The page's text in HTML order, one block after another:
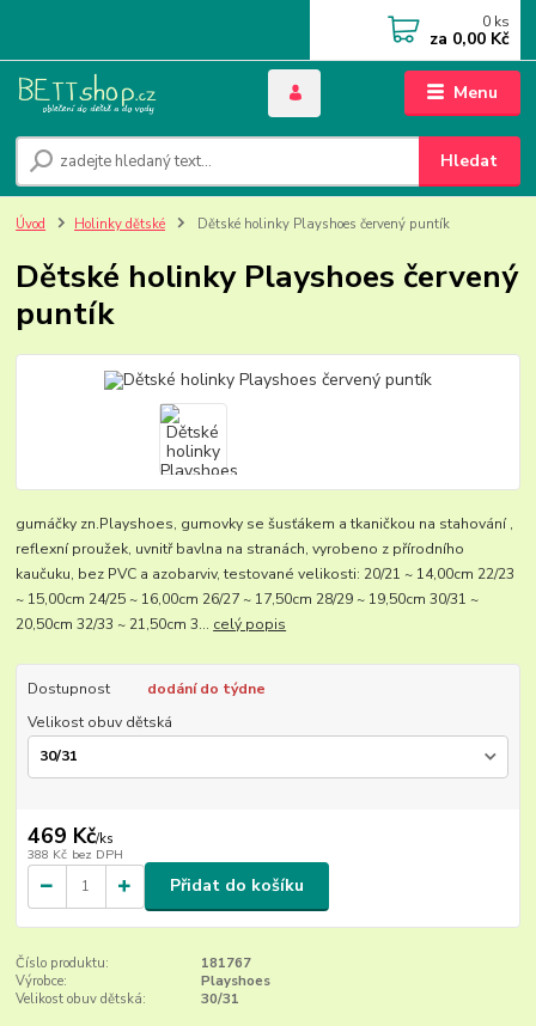
Menu
Hledat
0 ks
za 0,00 Kč
Úvod Holinky dětské Dětské holinky Playshoes červený puntík
Dětské holinky Playshoes červený
puntík
gumáčky zn.Playshoes, gumovky se šusťákem a tkaničkou na stahování ,
reflexní proužek, uvnitř bavlna na stranách, vyrobeno z přírodního
kaučuku, bez PVC a azobarviv, testované velikosti: 20/21 ~ 14,00cm 22/23
~ 15,00cm 24/25 ~ 16,00cm 26/27 ~ 17,50cm 28/29 ~ 19,50cm 30/31 ~
20,50cm 32/33 ~ 21,50cm 3... celý popis
Dostupnost
dodání do týdne
Velikost obuv dětská
469 Kč/ks
388 Kč bez DPH
Přidat do košíku
Číslo produktu:
181767
Výrobce:
Playshoes
Velikost obuv dětská:
30/31